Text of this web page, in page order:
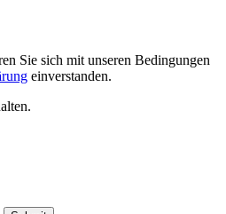
Sie sich mit unseren Bedingungen
einverstanden.